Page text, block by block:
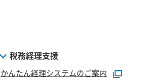
税務経理支援
かんたん経理システムのご案内